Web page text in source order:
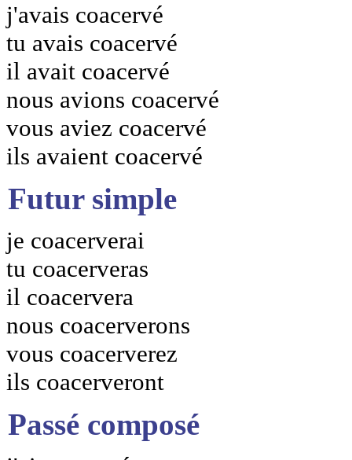
j'avais coacervé
tu avais coacervé
il avait coacervé
nous avions coacervé
vous aviez coacervé
ils avaient coacervé
Futur simple
je coacerverai
tu coacerveras
il coacervera
nous coacerverons
vous coacerverez
ils coacerveront
Passé composé